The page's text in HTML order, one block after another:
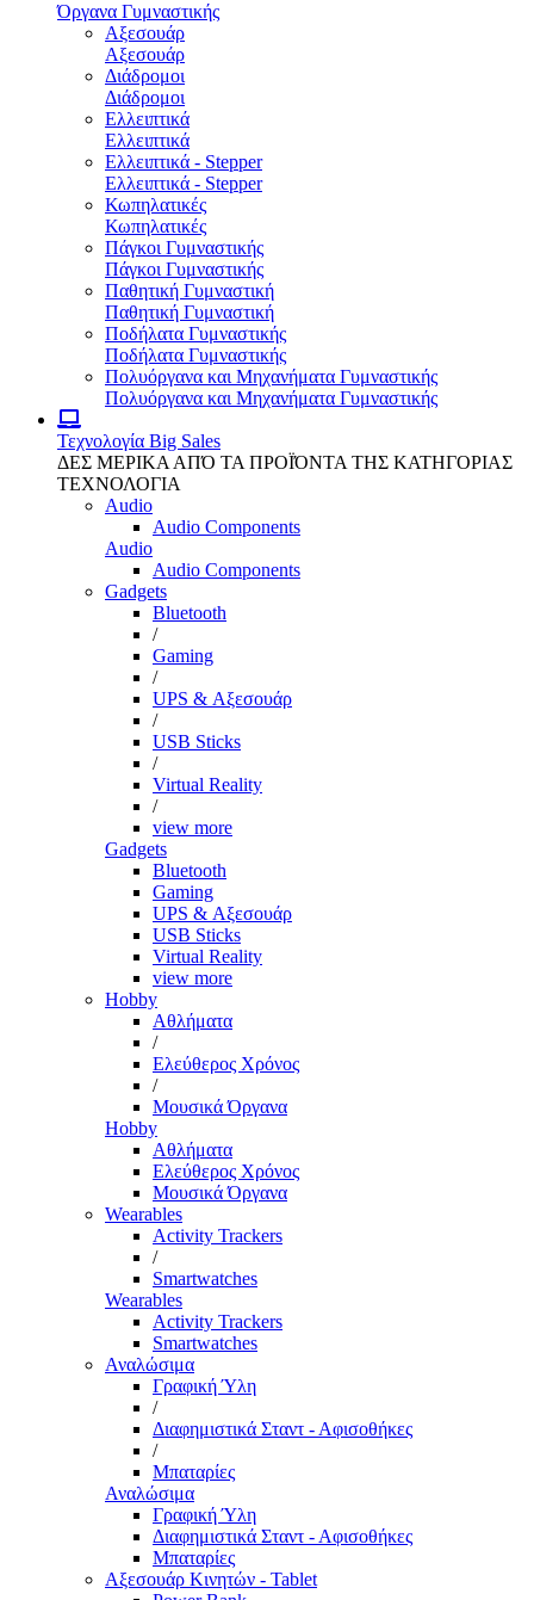
Όργανα Γυμναστικής
Αξεσουάρ
Αξεσουάρ
Διάδρομοι
Διάδρομοι
Ελλειπτικά
Ελλειπτικά
Ελλειπτικά - Stepper
Ελλειπτικά - Stepper
Κωπηλατικές
Κωπηλατικές
Πάγκοι Γυμναστικής
Πάγκοι Γυμναστικής
Παθητική Γυμναστική
Παθητική Γυμναστική
Ποδήλατα Γυμναστικής
Ποδήλατα Γυμναστικής
Πολυόργανα και Μηχανήματα Γυμναστικής
Πολυόργανα και Μηχανήματα Γυμναστικής
Τεχνολογία Big Sales
ΔΕΣ ΜΕΡΙΚΑ ΑΠΌ ΤΑ ΠΡΟΪΌΝΤΑ ΤΗΣ ΚΑΤΗΓΟΡΙΑΣ
ΤΕΧΝΟΛΟΓΙΑ
Audio
Audio Components
Audio
Audio Components
Gadgets
Bluetooth
/
Gaming
/
UPS & Αξεσουάρ
/
USB Sticks
/
Virtual Reality
/
view more
Gadgets
Bluetooth
Gaming
UPS & Αξεσουάρ
USB Sticks
Virtual Reality
view more
Hobby
Αθλήματα
/
Ελεύθερος Χρόνος
/
Μουσικά Όργανα
Hobby
Αθλήματα
Ελεύθερος Χρόνος
Μουσικά Όργανα
Wearables
Activity Trackers
/
Smartwatches
Wearables
Activity Trackers
Smartwatches
Αναλώσιμα
Γραφική Ύλη
/
Διαφημιστικά Σταντ - Αφισοθήκες
/
Μπαταρίες
Αναλώσιμα
Γραφική Ύλη
Διαφημιστικά Σταντ - Αφισοθήκες
Μπαταρίες
Αξεσουάρ Κινητών - Tablet